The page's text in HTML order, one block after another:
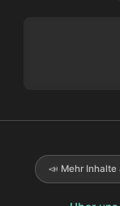
📣 Mehr